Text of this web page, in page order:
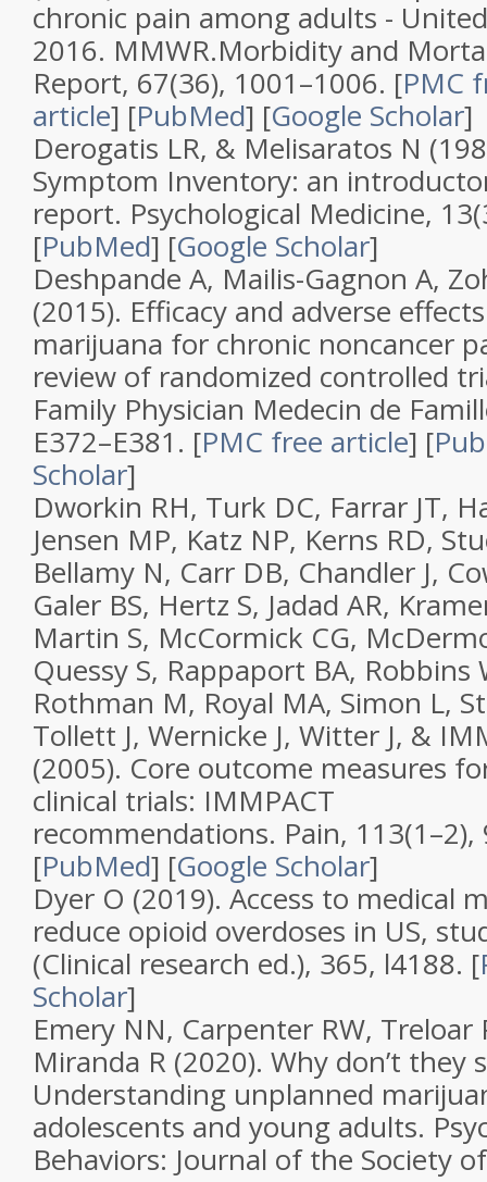
chronic pain among adults -
2016. MMWR.Morbidity and
Report, 67(36), 1001–1006. [PMC
article] [PubMed] [Google Scholar]
Derogatis LR, & Melisaratos N
Symptom Inventory: an
report. Psychological Medicine, 13(
[PubMed] [Google Scholar]
Deshpande A, Mailis-Gagnon A,
(2015). Efficacy and adverse
marijuana for chronic noncancer
review of randomized controlled
Family Physician Medecin de
E372–E381. [PMC free article] [
Scholar]
Dworkin RH, Turk DC, Farrar JT,
Jensen MP, Katz NP, Kerns RD,
Bellamy N, Carr DB, Chandler J,
Galer BS, Hertz S, Jadad AR,
Martin S, McCormick CG,
Quessy S, Rappaport BA, Robbins
Rothman M, Royal MA, Simon L,
Tollett J, Wernicke J, Witter J, &
(2005). Core outcome measures
clinical trials: IMMPACT
recommendations. Pain, 113(1–2),
[PubMed] [Google Scholar]
Dyer O (2019). Access to medical
reduce opioid overdoses in US,
(Clinical research ed.), 365, l4188. [
Scholar]
Emery NN, Carpenter RW, Treloar
Miranda R (2020). Why don’t they
Understanding unplanned
adolescents and young adults.
Behaviors: Journal of the Society